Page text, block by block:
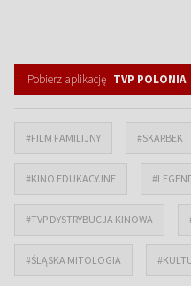
Pobierz aplikację TVP POLONIA
#FILM FAMILIJNY #SKARBEK
#KINO EDUKACYJNE
#TVP DYSTRYBUCJA KINOWA
#ŚLĄSKA MITOLOGIA